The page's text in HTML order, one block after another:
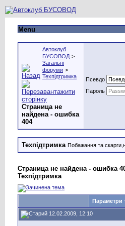
Menu
Автоклуб
БУСОВОД >
Загальні
форуми >
Техпідтримка
Страница не
найдена - ошибка
404
Псевдо
Пароль
Техпідтримка Побажання та
Страница не найдена - ошибка
Техпідтримка
Параметри
12.02.2009, 12:10